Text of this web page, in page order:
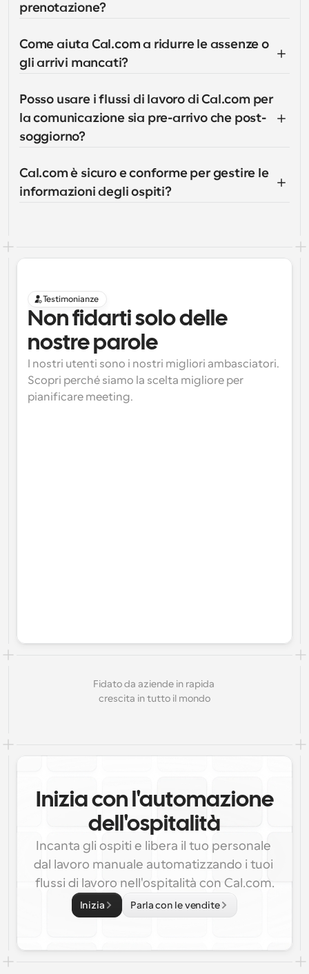
prenotazione?
Come aiuta Cal.com a ridurre le assenze o
gli arrivi mancati?
Posso usare i flussi di lavoro di Cal.com per
la comunicazione sia pre-arrivo che post-
soggiorno?
Cal.com è sicuro e conforme per gestire le
informazioni degli ospiti?
Testimonianze
Non fidarti solo delle
nostre parole
I nostri utenti sono i nostri migliori ambasciatori.
Scopri perché siamo la scelta migliore per
pianificare meeting.
Fidato da aziende in rapida
crescita in tutto il mondo
Inizia con l'automazione
dell'ospitalità
Incanta gli ospiti e libera il tuo personale
dal lavoro manuale automatizzando i tuoi
flussi di lavoro nell'ospitalità con Cal.com.
Inizia Parla con le vendite